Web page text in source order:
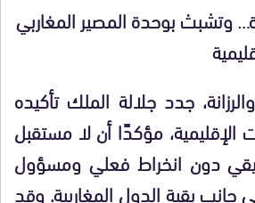
وتشبث بوحدة المصير المغاربي
جدد جلالة الملك تأكيده
الإقليمية، مؤكدًا أن لا مستقبل
دون انخراط فعلي ومسؤول
جانب بقية الدول المغاربية. وقد